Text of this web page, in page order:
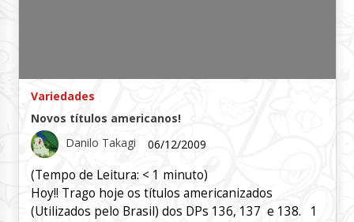
Variedades
Novos títulos americanos!
Danilo Takagi
06/12/2009
(Tempo de Leitura: < 1 minuto)
Hoy!! Trago hoje os títulos americanizados
(Utilizados pelo Brasil) dos DPs 136, 137 e 138. 1